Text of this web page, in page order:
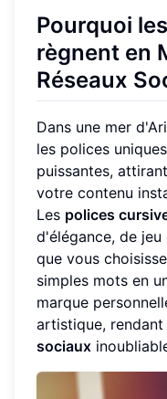
Pourquoi
règnent en
Réseaux
Dans une mer
les polices
puissantes,
votre contenu
Les polices
d'élégance, de
que vous
simples mots en
marque
artistique,
sociaux